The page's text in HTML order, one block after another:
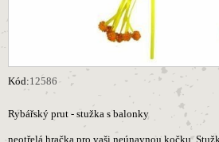
Kód:12586
Rybářský prut - stužka s balonky
neotřelá hračka pro vaši neúnavnou kočku.